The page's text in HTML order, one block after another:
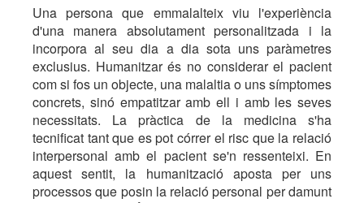
Una persona que emmalalteix viu l'experiència
d'una manera absolutament personalitzada i la
incorpora al seu dia a dia sota uns paràmetres
exclusius. Humanitzar és no considerar el pacient
com si fos un objecte, una malaltia o uns símptomes
concrets, sinó empatitzar amb ell i amb les seves
necessitats. La pràctica de la medicina s'ha
tecnificat tant que es pot córrer el risc que la relació
interpersonal amb el pacient se'n ressenteixi. En
aquest sentit, la humanització aposta per uns
processos que posin la relació personal per damunt